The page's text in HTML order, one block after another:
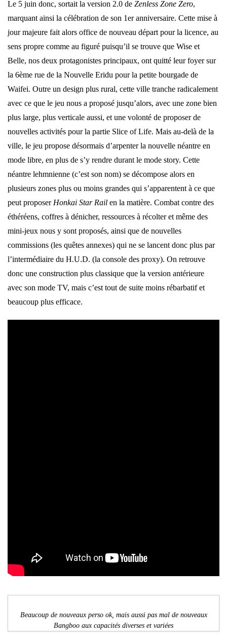
Le 5 juin donc, sortait la version 2.0 de Zenless Zone Zero,
marquant ainsi la célébration de son 1er anniversaire. Cette mise à
jour majeure fait alors office de nouveau départ pour la licence, au
sens propre comme au figuré puisqu’il se trouve que Wise et
Belle, nos deux protagonistes principaux, ont quitté leur foyer sur
la 6ème rue de la Nouvelle Eridu pour la petite bourgade de
Waifei. Outre un design plus rural, cette ville tranche radicalement
avec ce que le jeu nous a proposé jusqu’alors, avec une zone bien
plus large, plus verticale aussi, et une volonté de proposer de
nouvelles activités pour la partie Slice of Life. Mais au-delà de la
ville, le jeu propose désormais d’arpenter la nouvelle néantre en
mode libre, en plus de s’y rendre durant le mode story. Cette
néantre lehmnienne (c’est son nom) se décompose alors en
plusieurs zones plus ou moins grandes qui s’apparentent à ce que
peut proposer Honkai Star Rail en la matière. Combat contre des
éthéréens, coffres à dénicher, ressources à récolter et même des
mini-jeux nous y sont proposés, ainsi que de nouvelles
commissions (les quêtes annexes) qui ne se lancent donc plus par
l’intermédiaire du H.U.D. (la console des proxy). On retrouve
donc une construction plus classique que la version antérieure
avec son mode TV, mais c’est tout de suite moins rébarbatif et
beaucoup plus efficace.
Beaucoup de nouveaux perso ok, mais aussi pas mal de nouveaux
Bangboo aux capacités diverses et variées